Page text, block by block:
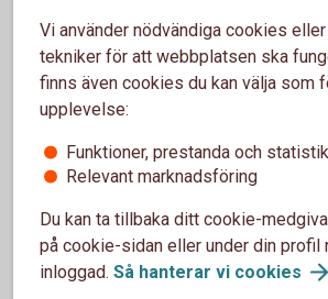
Om ni saknar "Bevaka ärenden" så
behörighetsadministratören till
Administrera/Behörighet.
Välj Anslut/Inkommen Swish-
I appen Sparbanken
Vi använder nödvändiga cookies
tekniker för att webbplatsen ska
finns även cookies du kan välja som
upplevelse:
Funktioner, prestanda och statistik
Relevant marknadsföring
Du kan ta tillbaka ditt cookie-
på cookie-sidan eller under din profil
inloggad. Så hanterar vi cookies